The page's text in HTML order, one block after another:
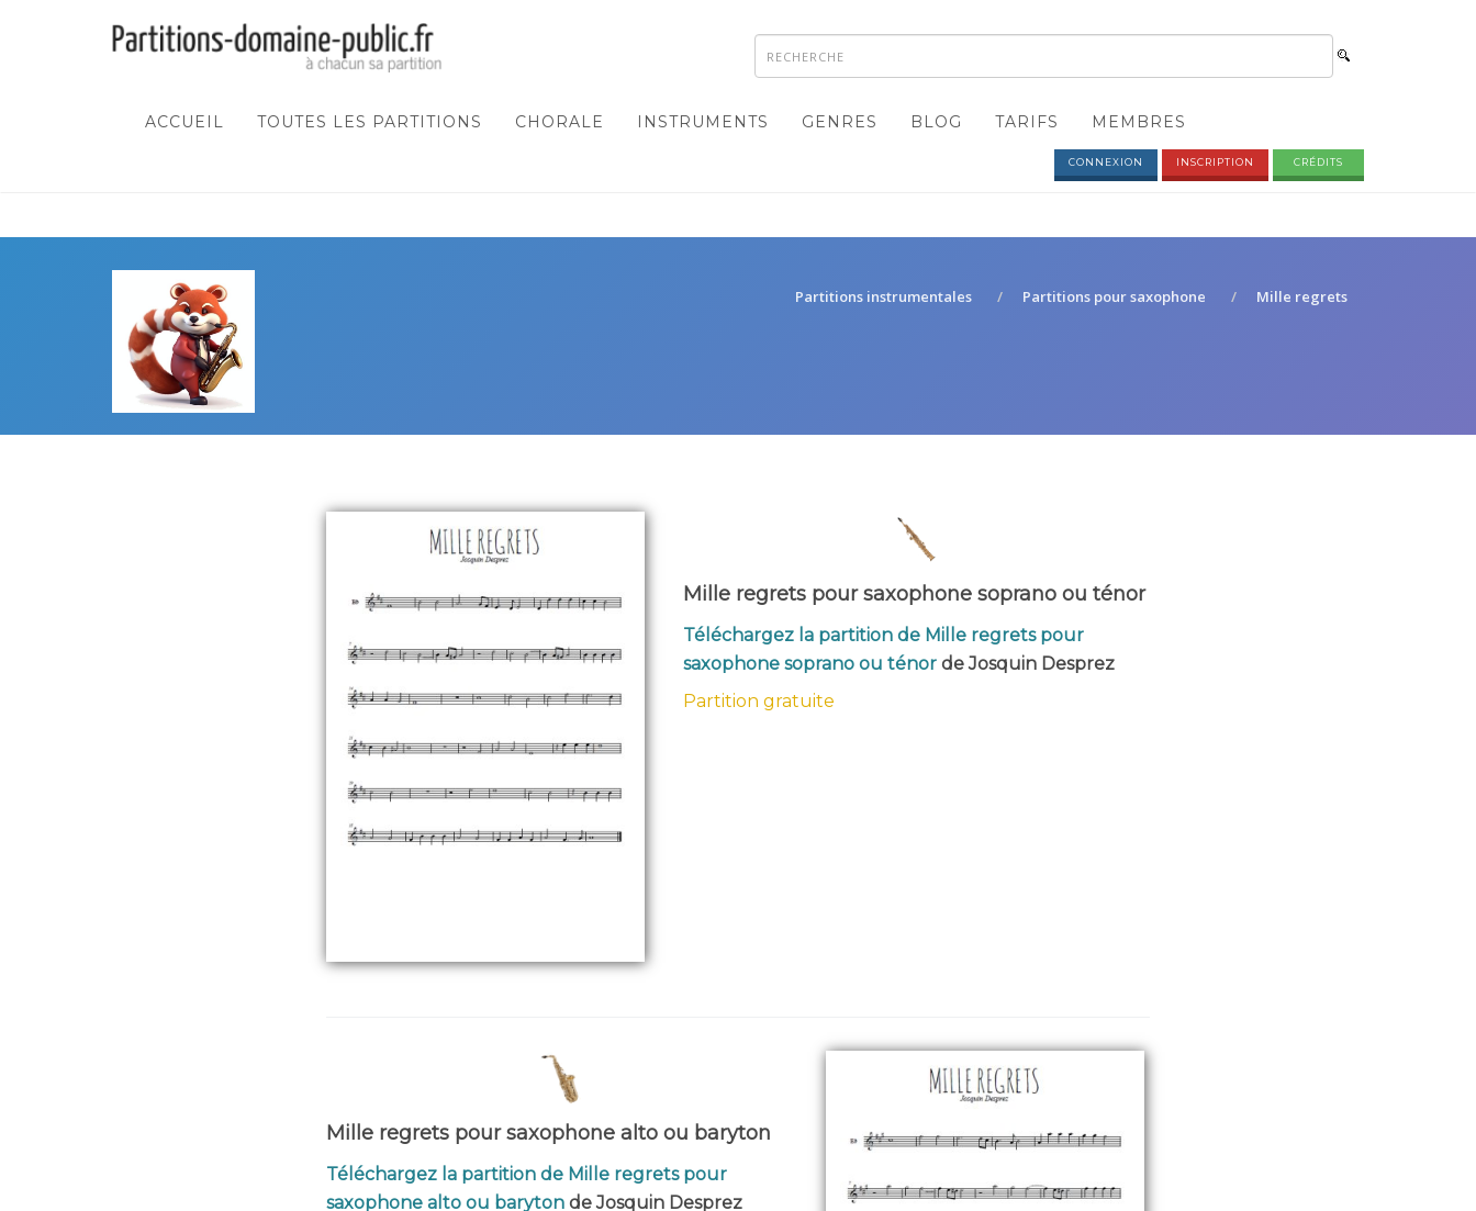
ACCUEIL TOUTES LES PARTITIONS CHORALE INSTRUMENTS GENRES BLOG TARIFS MEMBRES
CONNEXION INSCRIPTION CRÉDITS
Partitions instrumentales Partitions pour saxophone Mille regrets
Mille regrets pour saxophone soprano ou ténor
Téléchargez la partition de Mille regrets pour
saxophone soprano ou ténor de Josquin Desprez
Partition gratuite
Mille regrets pour saxophone alto ou baryton
Téléchargez la partition de Mille regrets pour
saxophone alto ou baryton de Josquin Desprez